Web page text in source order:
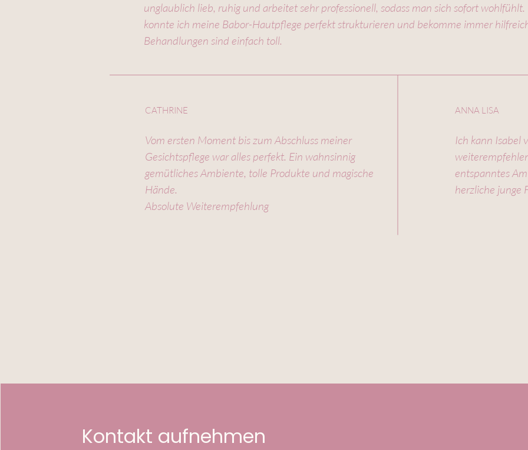
unglaublich lieb, ruhig und arbeitet sehr professionell, sodass man sich sofort
konnte ich meine Babor-Hautpflege perfekt strukturieren und bekomme immer
Behandlungen sind einfach toll.
CATHRINE ANNA LISA
Vom ersten Moment bis zum Abschluss meiner
Gesichtspflege war alles perfekt. Ein wahnsinnig
gemütliches Ambiente, tolle Produkte und magische
Hände.
Absolute Weiterempfehlung
Ich kann Isabel
entspanntes
herzliche junge
Kontakt aufnehmen